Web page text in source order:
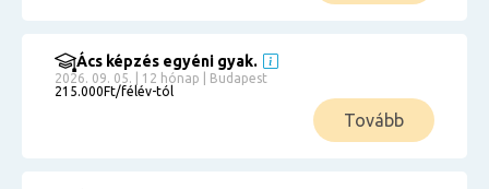
Ács képzés egyéni gyak.
2026. 09. 05. | 12 hónap | Budapest
215.000Ft/félév-tól
Tovább